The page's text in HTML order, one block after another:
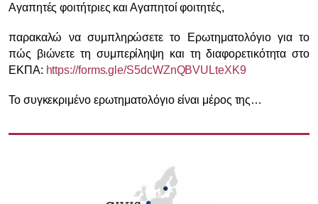
Αγαπητές φοιτήτριες και Αγαπητοί φοιτητές,
παρακαλώ να συμπληρώσετε το Ερωτηματολόγιο για το
πώς βιώνετε τη συμπερίληψη και τη διαφορετικότητα στο
ΕΚΠΑ: https://forms.gle/S5dcWZnQBVULteXK9
Το συγκεκριμένο ερωτηματολόγιο είναι μέρος της…